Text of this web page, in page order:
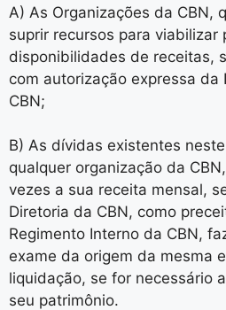
A) As Organizações da CBN,
suprir recursos para viabilizar
disponibilidades de receitas,
com autorização expressa da
CBN;
B) As dívidas existentes
qualquer organização da
vezes a sua receita mensal,
Diretoria da CBN, como
Regimento Interno da CBN,
exame da origem da mesma
liquidação, se for necessário
seu patrimônio.